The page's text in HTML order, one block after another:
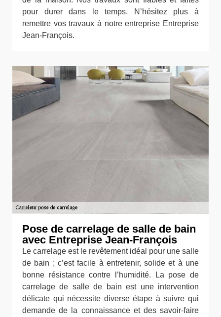
pour durer dans le temps. N’hésitez plus à
remettre vos travaux à notre entreprise Entreprise
Jean-François.
Pose de carrelage de salle de bain
avec Entreprise Jean-François
Le carrelage est le revêtement idéal pour une salle
de bain ; c’est facile à entretenir, solide et à une
bonne résistance contre l’humidité. La pose de
carrelage de salle de bain est une intervention
délicate qui nécessite diverse étape à suivre qui
demande de la connaissance et des savoir-faire